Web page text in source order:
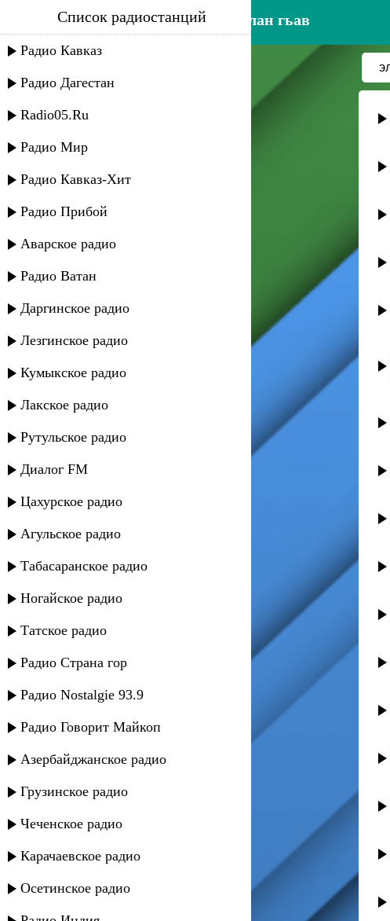
эльвира ахмедханова - квалан гьав
Список радиостанций
Радио Кавказ
Радио Дагестан
Radio05.Ru
Радио Мир
Радио Кавказ-Хит
Радио Прибой
Аварское радио
Радио Ватан
Даргинское радио
Лезгинское радио
Кумыкское радио
Лакское радио
Рутульское радио
Диалог FM
Цахурское радио
Агульское радио
Табасаранское радио
Ногайское радио
Татское радио
Радио Страна гор
Радио Nostalgie 93.9
Радио Говорит Майкоп
Азербайджанское радио
Грузинское радио
Чеченское радио
Карачаевское радио
Осетинское радио